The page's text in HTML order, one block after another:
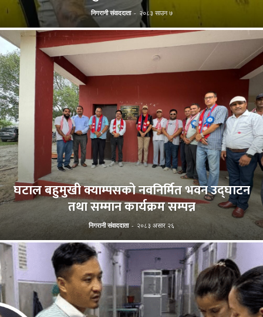
निगरानी संवाददाता - २०८३ साउन ७
घटाल बहुमुखी क्याम्पसको नवनिर्मित भवन उद्घाटन
तथा सम्मान कार्यक्रम सम्पन्न
निगरानी संवाददाता - २०८३ असार २६